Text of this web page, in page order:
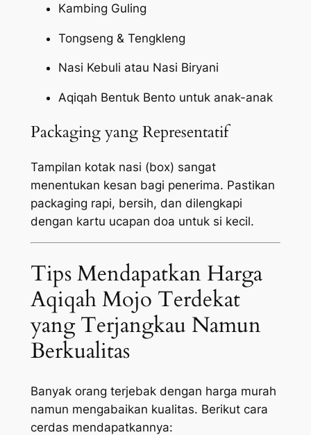
Kambing Guling
Tongseng & Tengkleng
Nasi Kebuli atau Nasi Biryani
Aqiqah Bentuk Bento untuk anak-anak
Packaging yang Representatif
Tampilan kotak nasi (box) sangat
menentukan kesan bagi penerima. Pastikan
packaging rapi, bersih, dan dilengkapi
dengan kartu ucapan doa untuk si kecil.
Tips Mendapatkan Harga
Aqiqah Mojo Terdekat
yang Terjangkau Namun
Berkualitas
Banyak orang terjebak dengan harga murah
namun mengabaikan kualitas. Berikut cara
cerdas mendapatkannya: